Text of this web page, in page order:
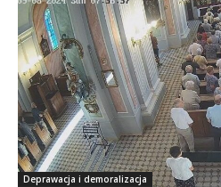
Deprawacja i demoralizacja